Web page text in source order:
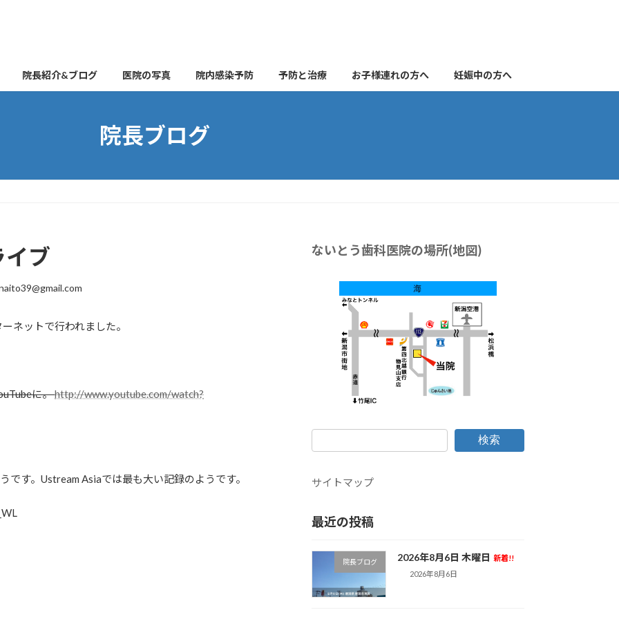
院長紹介&ブログ 医院の写真 院内感染予防 予防と治療 お子様連れの方へ 妊娠中の方へ
院長ブログ
ブ
ネットで行われました。
に。http://www.youtube.com/watch?
す。Ustream Asiaでは最も大い記録のようです。
ないとう歯科医院の場所(地図)
検索
サイトマップ
最近の投稿
院長ブログ 2026年8月6日 木曜日 新着!!
2026年8月6日